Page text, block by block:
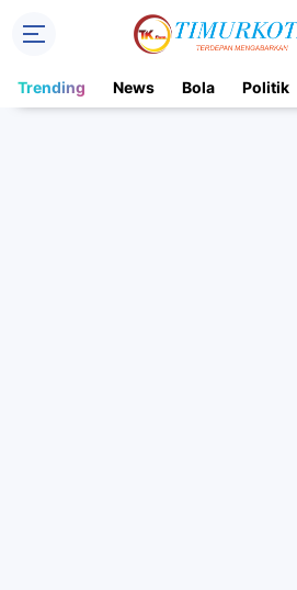
Trending News Bola Politik